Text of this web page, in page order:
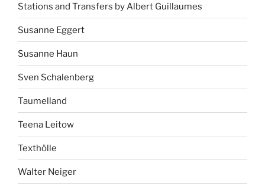
Stations and Transfers by Albert Guillaumes
Susanne Eggert
Susanne Haun
Sven Schalenberg
Taumelland
Teena Leitow
Texthölle
Walter Neiger